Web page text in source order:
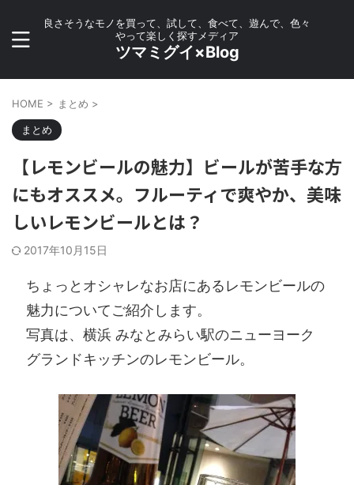
良さそうなモノを買って、試して、食べて、遊んで、色々
やって楽しく探すメディア
ツマミグイ×Blog
HOME > まとめ >
まとめ
【レモンビールの魅力】ビールが苦手な方
にもオススメ。フルーティで爽やか、美味
しいレモンビールとは？
2017年10月15日
ちょっとオシャレなお店にあるレモンビールの
魅力についてご紹介します。
写真は、横浜 みなとみらい駅のニューヨーク
グランドキッチンのレモンビール。